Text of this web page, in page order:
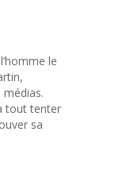
le
tout tenter
sa